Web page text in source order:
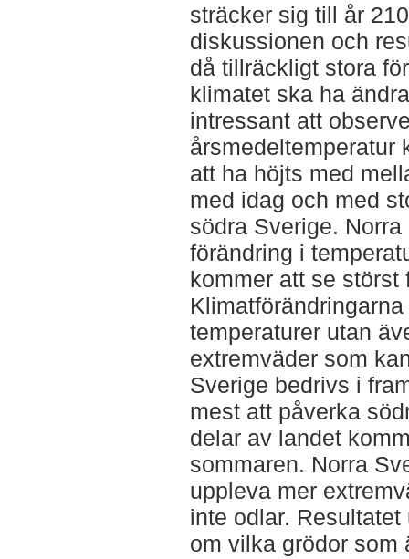
sträcker sig till år
diskussionen och
då tillräckligt stora
klimatet ska ha
intressant att
årsmedeltemperatur
att ha höjts med
med idag och med
södra Sverige.
förändring i
kommer att se störst
temperaturer utan
extremväder som
Sverige bedrivs i
mest att påverka
delar av landet
sommaren. Norra
uppleva mer
inte odlar.
om vilka grödor som